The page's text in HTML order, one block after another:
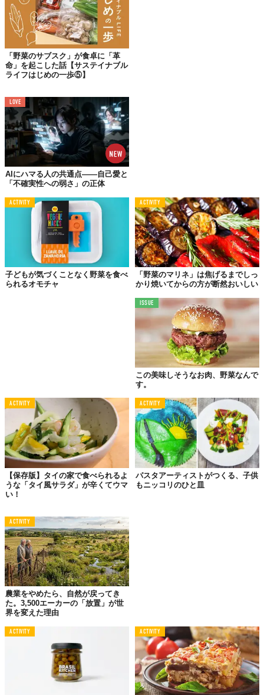
かと、いつも不思議に思う。まるで女学生時代はクラスの華だっ
た陽気な少女たちが、社会に出ると脇役の座に追いやられ、無気
力で退屈な女としてしょぼくれていくのと同じような感じがす
る。だから私は、ウーマン・リブと同じように、野菜リブを唱え
たい。
野菜がなにも肉や魚を圧倒すべきだとも思わないが、もっと大き
ほしい。
野菜だって、いまや高いのだ。作る手間を思えば当然だと思う
が、ともかくギョッとするほど高くなった。値段からいって、肉
や魚と同じくらいのウエートになってしまったのだから、野菜に
も大いに重い役を振るべきだと思う。
ほうれんそうの
とっておきの食べ方
にんじんやじゃがいももよいけれど、私はもっと青い菜っぱをモ
リモリと食べたい。葉っぱといえば、まず思い浮かべるのはほう
れんそうだ。私がいちばん気に入っている食べ方は、昔、台湾か
ら亡命してきてしばらくわが家に居候していた青年が教えてくれ
たカレー酢炒めである。
牛のこま切れでもひき肉でもいいからほんのちょっぴりを炒めた
さじ1杯、しょうゆ大さじ1杯、酢大さじ1杯、カレー粉小さじ1
杯、塩小さじ半杯、砂糖小さじ半杯、片栗粉小さじ1杯を合わせた
汁を振りかけ、手早くまぜ、汁けが炒り上がったら火を止める。
ほうれんそうは生でも食べられる。ただ洗って切って、フレンチ
ドレッシングをかければよいのだが、なぜか格好がつかない。ベ
ーコンをこまかく刻んで焦げる寸前までカラカラに炒めて脂っけ
が落ちたもの、つまりベーコン・クリスプをサラダボールのほう
れんそうにまぜ合わせるのが必須条件なのだ。
もう一つ、やはり生で食べるのがおいしいものに、白いマッシュ
ルームがある。切り口がすぐ黒ずむから、スライスしたらただち
にレモン汁かドレッシングを振りかけること。このマッシュルー
ムを、ほうれんそうのサラダに加えてもよい。さわさわととても
「野菜のサブスク」が食卓に「革
命」を起こした話【サステイナブル
ライフはじめの一歩⑤】
LOVE
AIにハマる人の共通点——自己愛と
「不確実性への弱さ」の正体
ACTIVITY
子どもが気づくことなく野菜を食べ
られるオモチャ
ACTIVITY
「野菜のマリネ」は焦げるまでしっ
かり焼いてからの方が断然おいしい
ISSUE
この美味しそうなお肉、野菜なんで
す。
ACTIVITY
【保存版】タイの家で食べられるよ
うな「タイ風サラダ」が辛くてウマ
い！
ACTIVITY
パスタアーティストがつくる、子供
もニッコリのひと皿
ACTIVITY
農業をやめたら、自然が戻ってき
た。3,500エーカーの「放置」が世
界を変えた理由
ACTIVITY ACTIVITY